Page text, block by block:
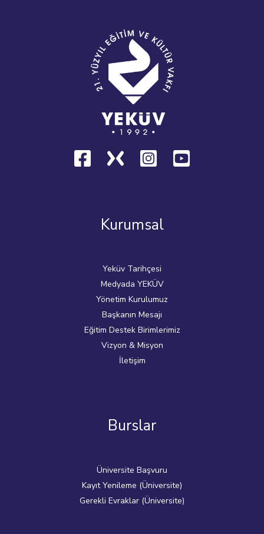
Kurumsal
Yeküv Tarihçesi
Medyada YEKÜV
Yönetim Kurulumuz
Başkanın Mesajı
Eğitim Destek Birimlerimiz
Vizyon & Misyon
İletişim
Burslar
Üniversite Başvuru
Kayıt Yenileme (Üniversite)
Gerekli Evraklar (Üniversite)